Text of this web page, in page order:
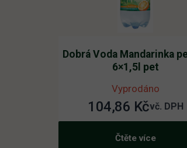
Dobrá Voda Mandarinka
6×1,5l pet
Vyprodáno
104,86 Kčvč. DPH
Čtěte více